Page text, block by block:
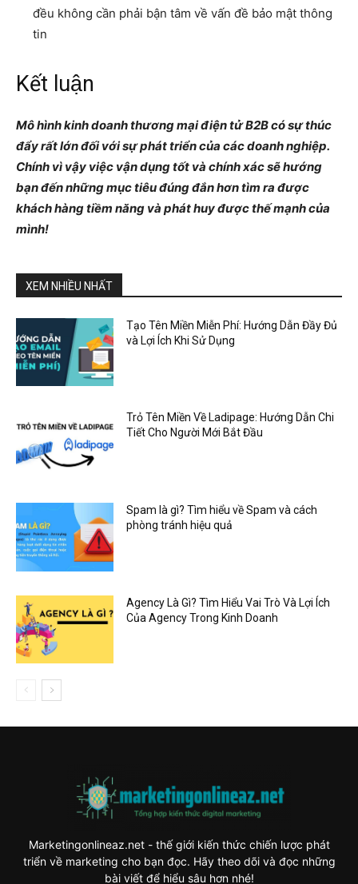
đều không cần phải bận tâm về vấn đề bảo mật thông
tin
Kết luận
Mô hình kinh doanh thương mại điện tử B2B có sự thúc
đẩy rất lớn đối với sự phát triển của các doanh nghiệp.
Chính vì vậy việc vận dụng tốt và chính xác sẽ hướng
bạn đến những mục tiêu đúng đắn hơn tìm ra được
khách hàng tiềm năng và phát huy được thế mạnh của
mình!
XEM NHIỀU NHẤT
Tạo Tên Miền Miễn Phí: Hướng Dẫn Đầy Đủ
và Lợi Ích Khi Sử Dụng
Trỏ Tên Miền Về Ladipage: Hướng Dẫn Chi
Tiết Cho Người Mới Bắt Đầu
Spam là gì? Tìm hiểu về Spam và cách
phòng tránh hiệu quả
Agency Là Gì? Tìm Hiểu Vai Trò Và Lợi Ích
Của Agency Trong Kinh Doanh
Marketingonlineaz.net - thế giới kiến thức chiến lược phát
triển về marketing cho bạn đọc. Hãy theo dõi và đọc những
bài viết để hiểu sâu hơn nhé!